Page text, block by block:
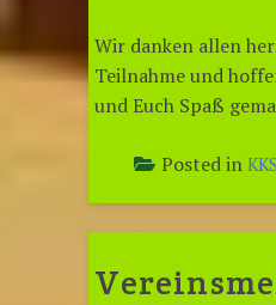
Wir danken allen
Teilnahme und
und Euch Spaß
Posted in KKS